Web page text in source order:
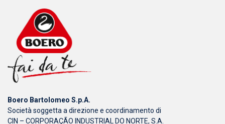
Boero Bartolomeo S.p.A.
Società soggetta a direzione e coordinamento di
CIN – CORPORAÇÃO INDUSTRIAL DO NORTE, S.A.